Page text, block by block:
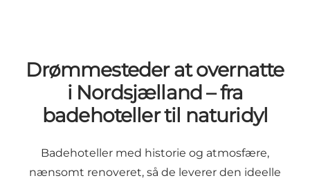
Drømmesteder at overnatte
i Nordsjælland – fra
badehoteller til naturidyl
Badehoteller med historie og atmosfære,
nænsomt renoveret, så de leverer den ideelle